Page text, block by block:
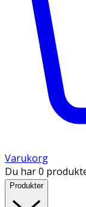
Varukorg
Du har 0
Produkter